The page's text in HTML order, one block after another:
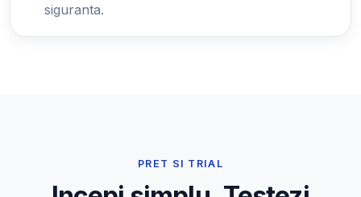
siguranta.
PRET SI TRIAL